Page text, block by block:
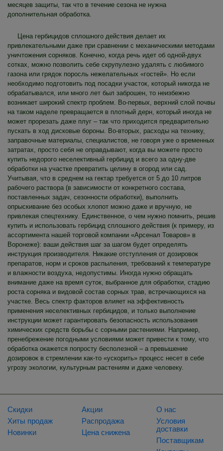
месяцев защиты, так что в течение сезона не нужна
дополнительная обработка.
Цена гербицидов сплошного действия делает их
привлекательными даже при сравнении с механическими методами
уничтожения сорняков. Конечно, когда речь идет об одной-двух
сотках, можно позволить себе скрупулезно удалять с любимого
газона или грядок поросль нежелательных «гостей». Но если
необходимо подготовить под посадки участок, который никогда не
обрабатывался, или много лет был заброшен, то неизбежно
возникает широкий спектр проблем. Во-первых, верхний слой почвы
на таком наделе превращается в плотный дерн, который иногда не
может прорезать даже плуг – так что приходится предварительно
пускать в ход дисковые бороны. Во-вторых, расходы на технику,
заправочные материалы, специалистов, не говоря уже о временных
затратах, просто себя не оправдывают, когда вы можете просто
купить недорого неселективный гербицид и всего за одну-две
обработки на участке превратить целину в огород или сад.
Учитывая, что в среднем на гектар требуется от 5 до 10 литров
рабочего раствора (в зависимости от конкретного состава,
поставленных задач, сезонности обработки), выполнить
опрыскивание без особых хлопот можно даже и вручную, не
привлекая спецтехнику. Единственное, о чем нужно помнить, решив
купить и использовать гербицид сплошного действия (к примеру, из
ассортимента нашей торговой компании «Арсенал Товаров» в
Воронеже): ваши действия шаг за шагом будет определять
инструкция производителя. Никакие отступления от дозировок
препаратов, норм и сроков распыления, требований к температуре
и влажности воздуха, недопустимы. Иногда нужно обращать
внимание даже на время суток, выбранное для обработки, стадию
роста сорняка и видовой состав сорных трав, встречающихся на
участке. Весь спектр факторов влияет на эффективность
применения неселективных гербицидов, и только выполнение
инструкции может гарантировать безопасность использования
химических средств борьбы с сорными растениями. Например,
пренебрежение погодными условиями может привести к тому, что
обработка окажется попросту бесполезной – а превышение
дозировок в стремлении как-то «ускорить» процесс несет в себе
угрозу экологии, культурным растениям и даже человеку.
Скидки
Хиты продаж
Новинки
Акции
Распродажа
Цена снижена
О нас
Условия
доставки
Поставщикам